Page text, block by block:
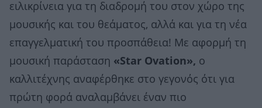
ειλικρίνεια για τη διαδρομή του στον χώρο της
μουσικής και του θεάματος, αλλά και για τη νέα
επαγγελματική του προσπάθεια! Με αφορμή τη
μουσική παράσταση «Star Ovation», ο
καλλιτέχνης αναφέρθηκε στο γεγονός ότι για
πρώτη φορά αναλαμβάνει έναν πιο